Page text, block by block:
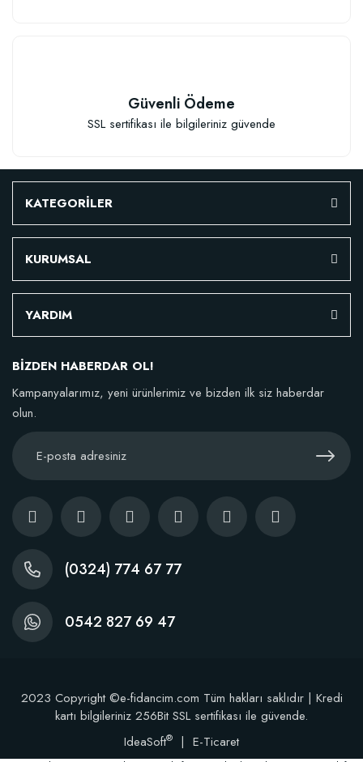
Özel Karışım Fidan Tutma Yüzdesini Arttıran Organik Dikim Gübresi (10
Güvenli Ödeme
SSL sertifikası ile bilgileriniz güvende
KATEGORİLER
KURUMSAL
YARDIM
BİZDEN HABERDAR OL!
Kampanyalarımız, yeni ürünlerimiz ve bizden ilk siz haberdar
olun.
(0324) 774 67 77
0542 827 69 47
2023 Copyright ©e-fidancim.com Tüm hakları saklıdır | Kredi
kartı bilgileriniz 256Bit SSL sertifikası ile güvende.
IdeaSoft® | E-Ticaret